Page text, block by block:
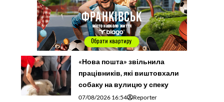
«Нова пошта» звільнила
працівників, які виштовхали
собаку на вулицю у спеку
07/08/2026 16:54 Reporter